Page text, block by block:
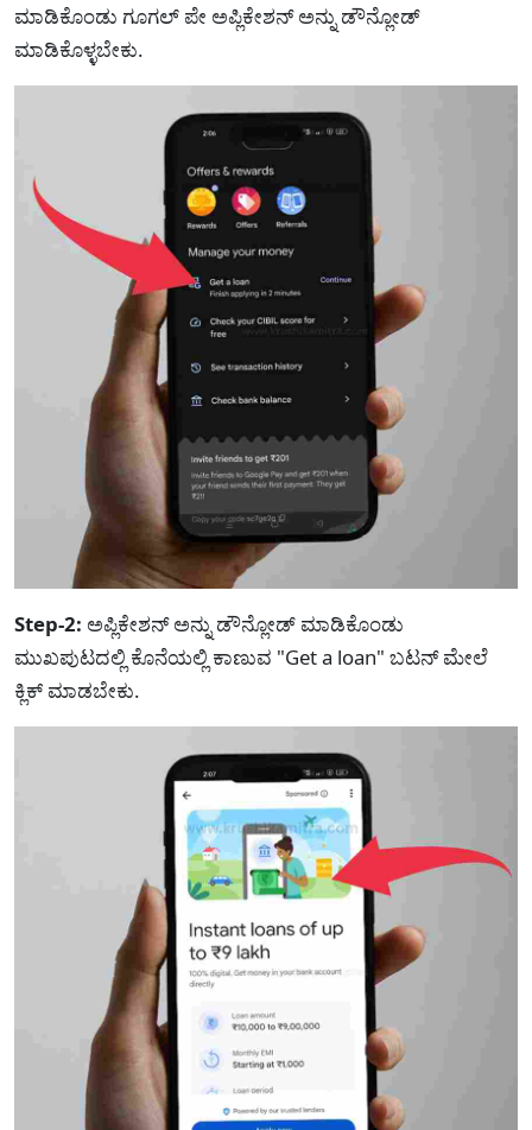
ಮಾಡಿಕೊಂಡು ಗೂಗಲ್ ಪೇ ಅಪ್ಲಿಕೇಶನ್ ಅನ್ನು ಡೌನ್ಲೋಡ್
ಮಾಡಿಕೊಳ್ಳಬೇಕು.
Step-2: ಅಪ್ಲಿಕೇಶನ್ ಅನ್ನು ಡೌನ್ಲೋಡ್ ಮಾಡಿಕೊಂಡು
ಮುಖಪುಟದಲ್ಲಿ ಕೊನೆಯಲ್ಲಿ ಕಾಣುವ "Get a loan" ಬಟನ್ ಮೇಲೆ
ಕ್ಲಿಕ್ ಮಾಡಬೇಕು.